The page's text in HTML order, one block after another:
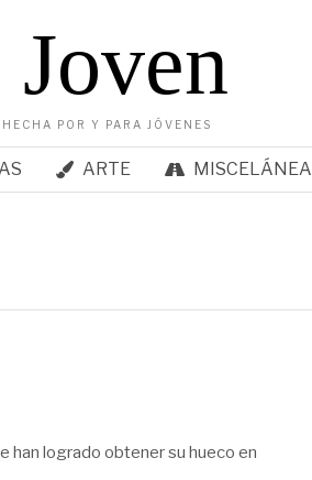
POR Y PARA JÓVENES
ARTE MISCELÁNEA
han logrado obtener su hueco en